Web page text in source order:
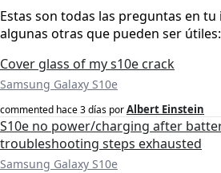
Estas son todas las preguntas en
algunas otras que pueden ser útiles:
Cover glass of my s10e crack
Samsung Galaxy S10e
commented hace 3 días porAlbert Einstein
S10e no power/charging after
troubleshooting steps exhausted
Samsung Galaxy S10e